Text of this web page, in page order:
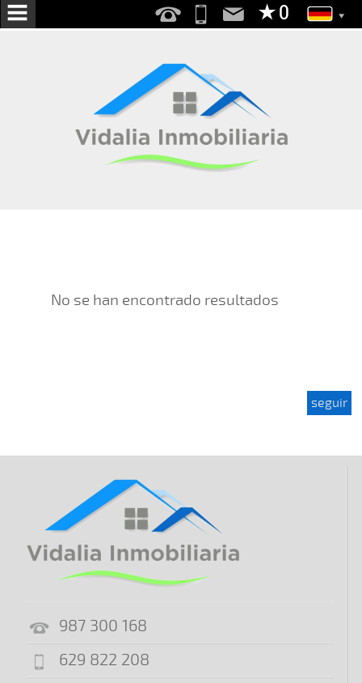
PUBLISH IHR HAUS
No se han encontrado resultados
seguir
987 300 168
629 822 208